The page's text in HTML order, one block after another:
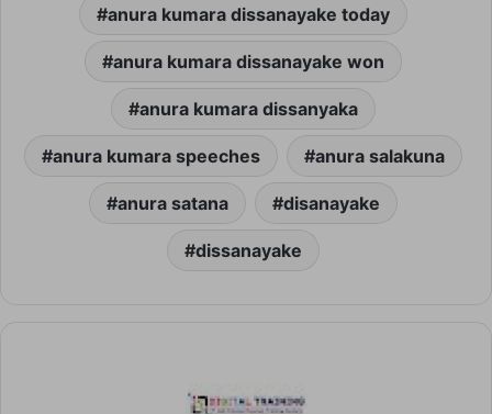
anura kumara dissanayake today
anura kumara dissanayake won
anura kumara dissanyaka
anura kumara speeches anura salakuna
anura satana disanayake
dissanayake